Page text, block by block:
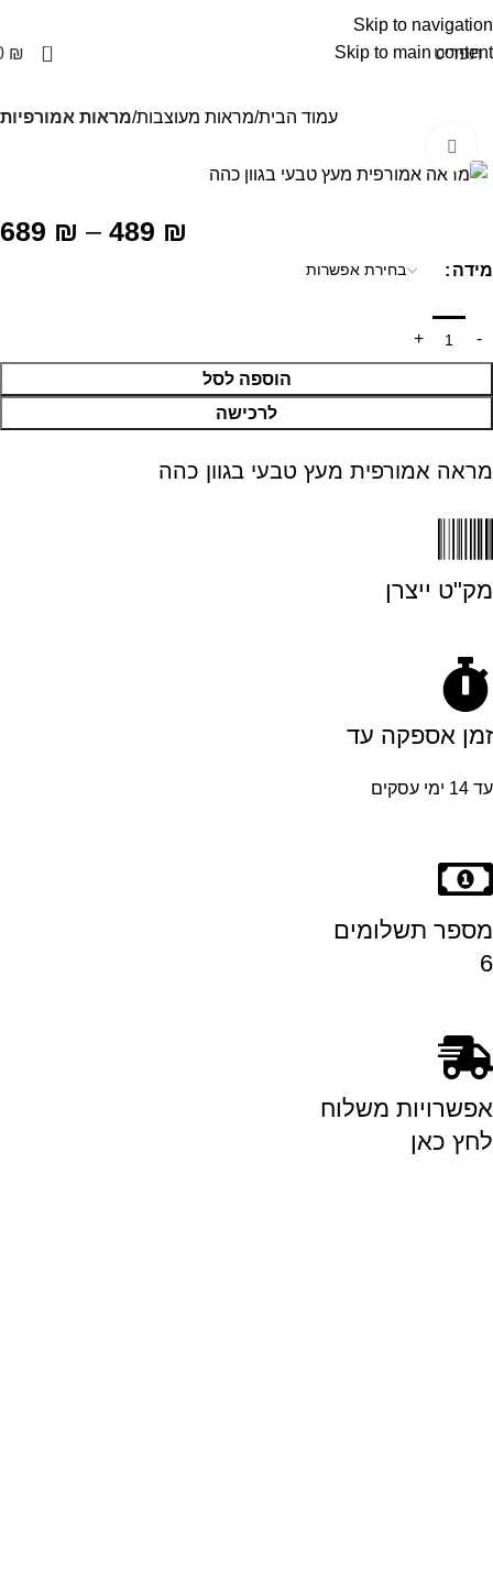
Skip to navigation
Skip to main content
תפריט 0
₪
עמוד הבית מראות מעוצבות מראות אמורפיות
489 ₪
–
689 ₪
מידה
הוספה לסל
לרכישה
מראה אמורפית מעץ טבעי בגוון כהה
מק"ט ייצרן
זמן אספקה עד
עד 14 ימי עסקים
מספר תשלומים
6
אפשרויות משלוח
לחץ כאן